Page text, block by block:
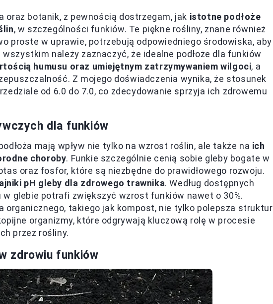
oraz botanik, z pewnością dostrzegam, jak istotne podłoże
, w szczególności funkiów. Te piękne rośliny, znane również
proste w uprawie, potrzebują odpowiedniego środowiska, aby
należy zaznaczyć, że idealne podłoże dla funkiów
humusu oraz umiejętnym zatrzymywaniem wilgoci, a
Z mojego doświadczenia wynika, że stosunek
od 6.0 do 7.0, co zdecydowanie sprzyja ich zdrowemu
dla funkiów
mają wpływ nie tylko na wzrost roślin, ale także na ich
choroby. Funkie szczególnie cenią sobie gleby bogate w
oraz fosfor, które są niezbędne do prawidłowego rozwoju.
pH gleby dla zdrowego trawnika. Według dostępnych
glebie potrafi zwiększyć wzrost funkiów nawet o 30%.
organicznego, takiego jak kompost, nie tylko polepsza
organizmy, które odgrywają kluczową rolę w procesie
przez rośliny.
zdrowiu funkiów